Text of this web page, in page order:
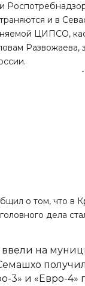
и в
ЦИПСО,
о том, что в
дела
на
3» и «Евро-4»